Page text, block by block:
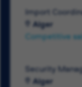
Import
Alger
Competitive
Security
Alger